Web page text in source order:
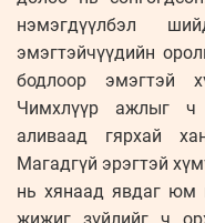
нэмэгдүүлбэл
эмэгтэйчүүдийн
бодлоор эмэгтэй
Чимхлүүр ажлыг ч
аливаад гярхай
Магадгүй эрэгтэй
нь хянаад явдаг юм